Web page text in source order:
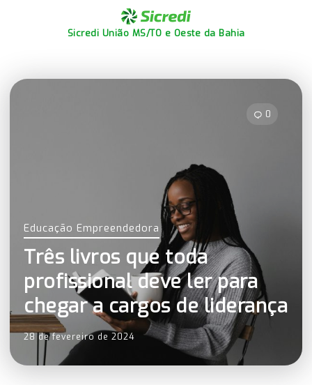
Sicredi União MS/TO e Oeste da Bahia
Educação Empreendedora
Três livros que toda
profissional deve ler para
chegar a cargos de liderança
28 de fevereiro de 2024
0